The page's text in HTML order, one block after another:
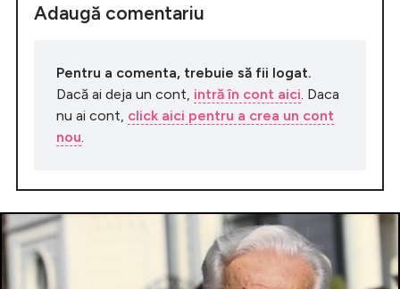
Adaugă comentariu
Pentru a comenta, trebuie să fii logat.
Dacă ai deja un cont, intră în cont aici . Daca
nu ai cont, click aici pentru a crea un cont
nou